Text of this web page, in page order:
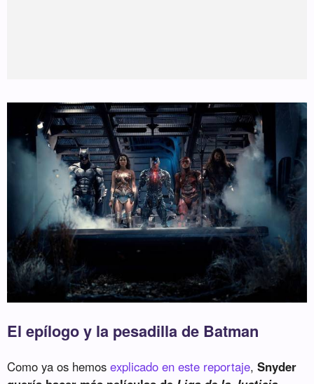
El epílogo y la pesadilla de Batman
Como ya os hemosexplicado en este reportaje,Snyder